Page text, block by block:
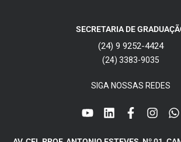
SECRETARIA DE
(24) 9 9252-4424
(24) 3383-9035
SIGA NOSSAS REDES